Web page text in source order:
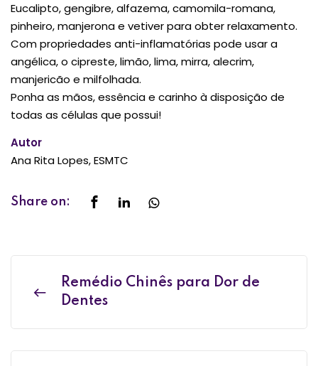
Eucalipto, gengibre, alfazema, camomila-romana,
pinheiro, manjerona e vetiver para obter relaxamento.
Com propriedades anti-inflamatórias pode usar a
angélica, o cipreste, limão, lima, mirra, alecrim,
manjericão e milfolhada.
Ponha as mãos, essência e carinho à disposição de
todas as células que possui!
Autor
Ana Rita Lopes, ESMTC
Share on:
Remédio Chinês para Dor de
Dentes